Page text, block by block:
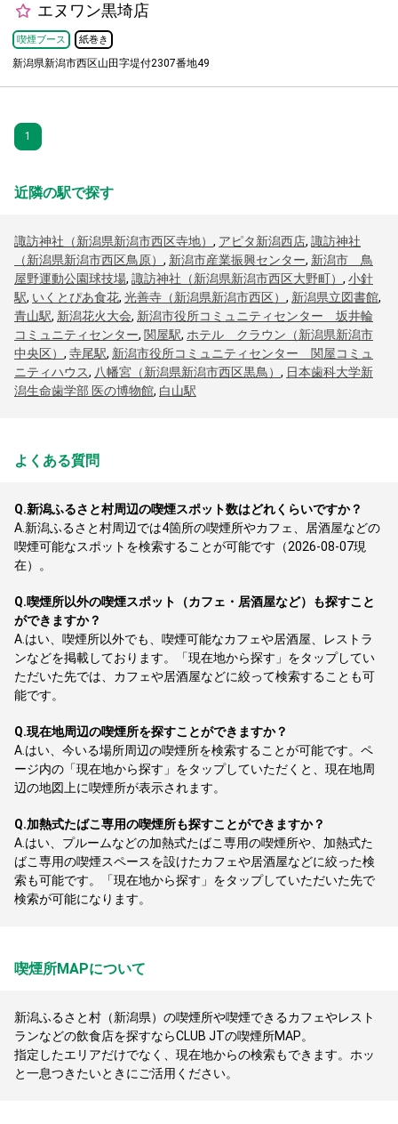
エヌワン黒埼店
喫煙ブース 紙巻き
新潟県新潟市西区山田字堤付2307番地49
1
近隣の駅で探す
諏訪神社（新潟県新潟市西区寺地） , アピタ新潟西店, 諏訪神社
（新潟県新潟市西区鳥原） , 新潟市産業振興センター, 新潟市 鳥
屋野運動公園球技場, 諏訪神社（新潟県新潟市西区大野町） , 小針
駅, いくとぴあ食花, 光善寺（新潟県新潟市西区） , 新潟県立図書館,
青山駅, 新潟花火大会, 新潟市役所コミュニティセンター 坂井輪
コミュニティセンター, 関屋駅, ホテル クラウン（新潟県新潟市
中央区） , 寺尾駅, 新潟市役所コミュニティセンター 関屋コミュ
ニティハウス, 八幡宮（新潟県新潟市西区黒鳥） , 日本歯科大学新
潟生命歯学部 医の博物館, 白山駅
よくある質問
Q.新潟ふるさと村周辺の喫煙スポット数はどれくらいですか？
A. 新潟ふるさと村周辺では4箇所の喫煙所やカフェ、居酒屋などの
喫煙可能なスポットを検索することが可能です（2026-08-07現
在）。
Q.喫煙所以外の喫煙スポット（カフェ・居酒屋など）も探すこと
ができますか？
A. はい、喫煙所以外でも、喫煙可能なカフェや居酒屋、レストラ
ンなどを掲載しております。「現在地から探す」をタップしてい
ただいた先では、カフェや居酒屋などに絞って検索することも可
能です。
Q.現在地周辺の喫煙所を探すことができますか？
A. はい、今いる場所周辺の喫煙所を検索することが可能です。ペ
ージ内の「現在地から探す」をタップしていただくと、現在地周
辺の地図上に喫煙所が表示されます。
Q.加熱式たばこ専用の喫煙所も探すことができますか？
A. はい、プルームなどの加熱式たばこ専用の喫煙所や、加熱式た
ばこ専用の喫煙スペースを設けたカフェや居酒屋などに絞った検
索も可能です。「現在地から探す」をタップしていただいた先で
検索が可能になります。
喫煙所MAPについて
新潟ふるさと村（新潟県）の喫煙所や喫煙できるカフェやレスト
ランなどの飲食店を探すならCLUB JTの喫煙所MAP。
指定したエリアだけでなく、現在地からの検索もできます。ホッ
と一息つきたいときにご活用ください。